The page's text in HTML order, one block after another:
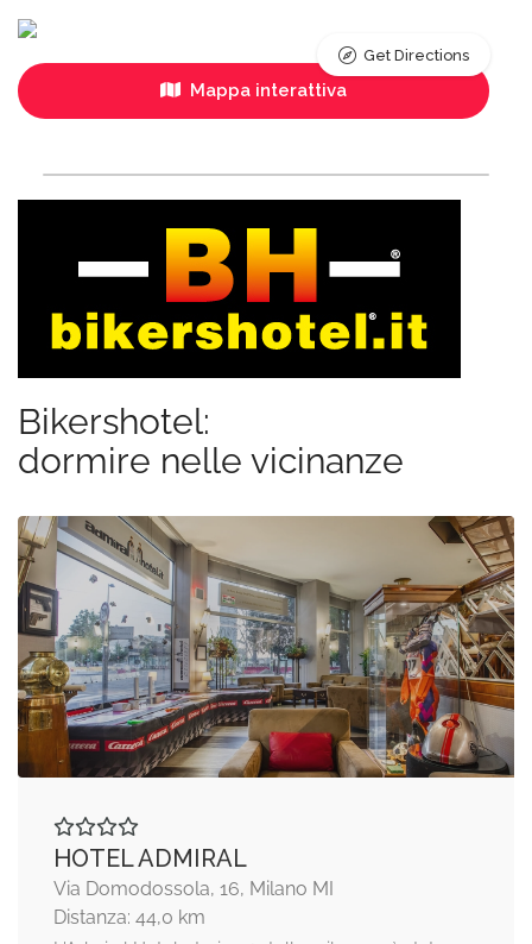
Mappa interattiva
Get Directions
Bikershotel:
dormire nelle vicinanze
HOTEL ADMIRAL
Via Domodossola, 16, Milano MI
Distanza: 44,0 km